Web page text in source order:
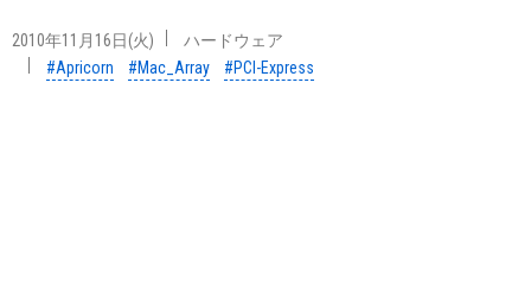
2010年11月16日(火)
ハードウェア
#Apricorn
#Mac_Array #PCI-Express